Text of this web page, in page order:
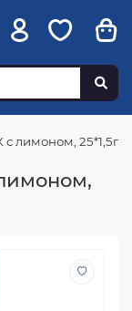
лимоном, 25*1,5г